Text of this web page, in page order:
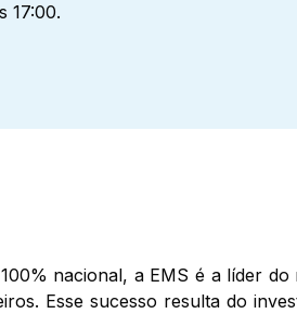
17:00.
nacional, a EMS é a líder
Esse sucesso resulta do